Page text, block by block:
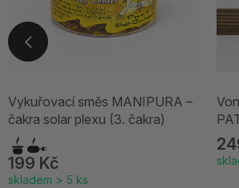
Vykuřovací směs MANIPURA –
čakra solar plexu (3. čakra)
199 Kč
skladem > 5 ks